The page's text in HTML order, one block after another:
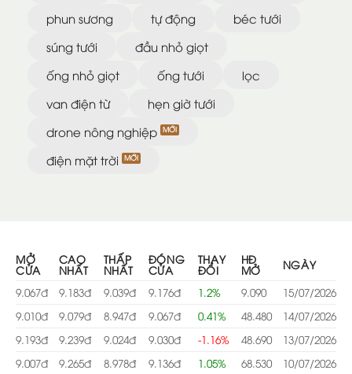
phun sương
tự động
béc tưới
súng tưới
đầu nhỏ giọt
ống nhỏ giọt
ống tưới
lọc
van điện từ
hẹn giờ tưới
drone nông nghiệp
điện mặt trời
MỞ
CỬA
CAO
NHẤT
THẤP
NHẤT
ĐÓNG
CỬA
THAY
ĐỔI
HĐ
MỞ
NGÀY
9.067đ
9.183đ 9.039đ 9.176đ 1.2% 9.090
15/07/2026
9.010đ
9.079đ 8.947đ 9.067đ 0.41% 48.480
14/07/2026
9.193đ
9.239đ 9.024đ 9.030đ -1.16% 48.690
13/07/2026
9.007đ
9.265đ 8.978đ 9.136đ 1.05% 68.530
10/07/2026